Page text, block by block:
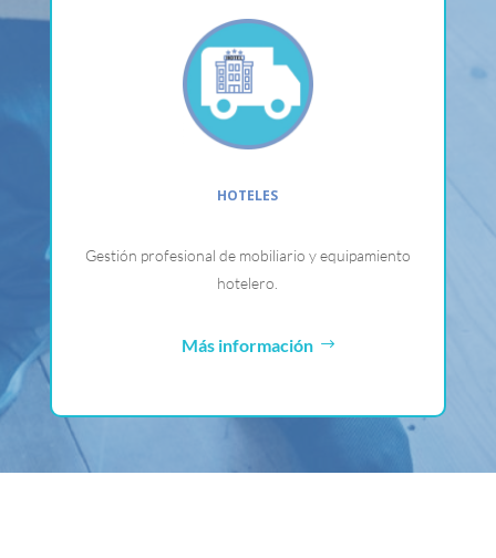
HOTELES
Gestión profesional de mobiliario y equipamiento
hotelero.
Más información